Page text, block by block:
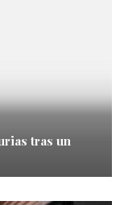
tras un